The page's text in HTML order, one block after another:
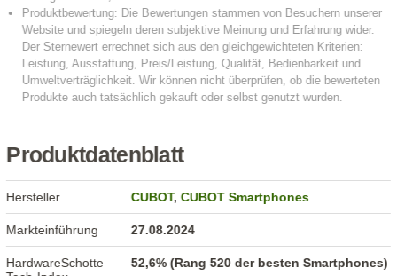
Produktdatenblatt
Hersteller CUBOT,CUBOT Smartphones
Markteinführung 27.08.2024
HardwareSchotte
52,6% (Rang 520 der besten Smartphones)